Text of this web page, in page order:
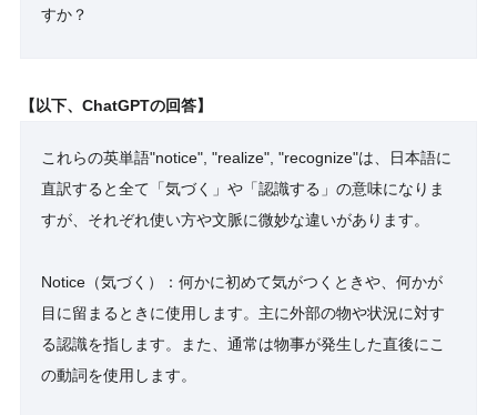
すか？
【以下、ChatGPTの回答】
これらの英単語"notice", "realize", "recognize"は、日本語に
直訳すると全て「気づく」や「認識する」の意味になりま
すが、それぞれ使い方や文脈に微妙な違いがあります。
Notice（気づく）：何かに初めて気がつくときや、何かが
目に留まるときに使用します。主に外部の物や状況に対す
る認識を指します。また、通常は物事が発生した直後にこ
の動詞を使用します。